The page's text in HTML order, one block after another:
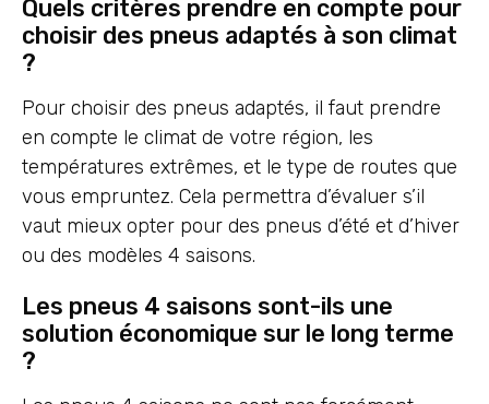
Quels critères prendre en compte pour
choisir des pneus adaptés à son climat
?
Pour choisir des pneus adaptés, il faut prendre
en compte le climat de votre région, les
températures extrêmes, et le type de routes que
vous empruntez. Cela permettra d’évaluer s’il
vaut mieux opter pour des pneus d’été et d’hiver
ou des modèles 4 saisons.
Les pneus 4 saisons sont-ils une
solution économique sur le long terme
?